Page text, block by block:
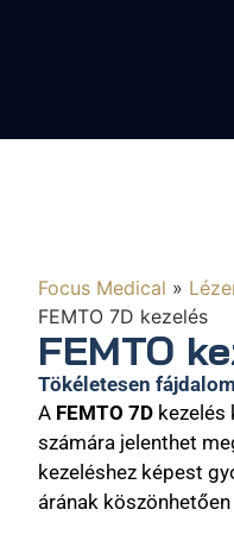
Focus Medical »
FEMTO 7D kezelés
FEMTO
Tökéletesen
A FEMTO 7D kezelés
számára jelenthet
kezeléshez képest
árának